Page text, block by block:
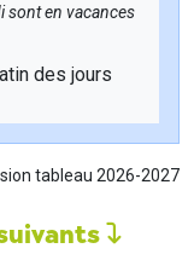
sont en vacances
des jours
tableau 2026-2027